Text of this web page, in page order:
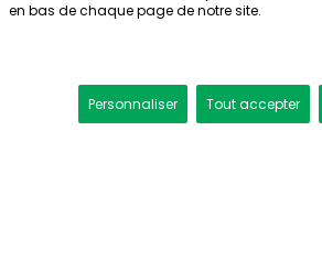
en bas de chaque page de notre site.
Personnaliser Tout accepter